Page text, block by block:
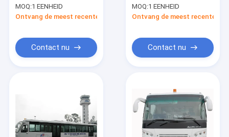
Koolstoflegering Bus
van de de
Thermisch
Koningsac Systeem
MOQ:1 EENHEID
Ontvang de meest recente Prijs
Contact nu
het Eind Efficiënte
Bevindende Gebied
MOQ:1 EENHEID
Ontvang de meest recente
Contact nu